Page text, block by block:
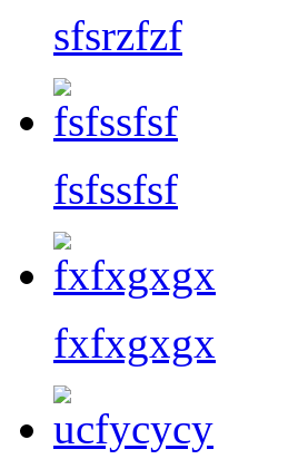
sfsrzfzf
fsfssfsf
fxfxgxgx